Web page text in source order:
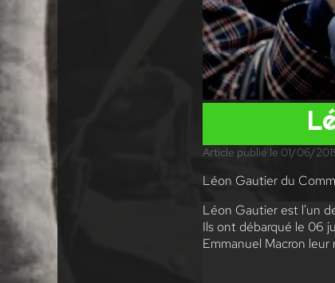
Article publié le 01/06/
Léon Gautier du
Léon Gautier est l'un
Ils ont débarqué le 06
Emmanuel Macron